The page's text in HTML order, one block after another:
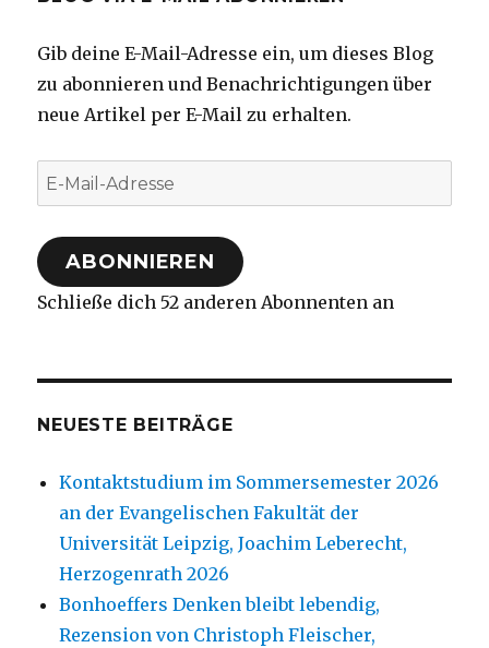
Gib deine E-Mail-Adresse ein, um dieses Blog
zu abonnieren und Benachrichtigungen über
neue Artikel per E-Mail zu erhalten.
E-
Mail-
Adresse
ABONNIEREN
Schließe dich 52 anderen Abonnenten an
NEUESTE BEITRÄGE
Kontaktstudium im Sommersemester 2026
an der Evangelischen Fakultät der
Universität Leipzig, Joachim Leberecht,
Herzogenrath 2026
Bonhoeffers Denken bleibt lebendig,
Rezension von Christoph Fleischer,